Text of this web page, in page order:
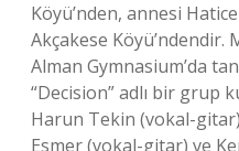
Köyü’nden, annesi
Akçakese Köyü’ndendir.
Alman Gymnasium’da
“Decision” adlı bir grup
Harun Tekin (vokal-
Esmer (vokal-gitar) ve